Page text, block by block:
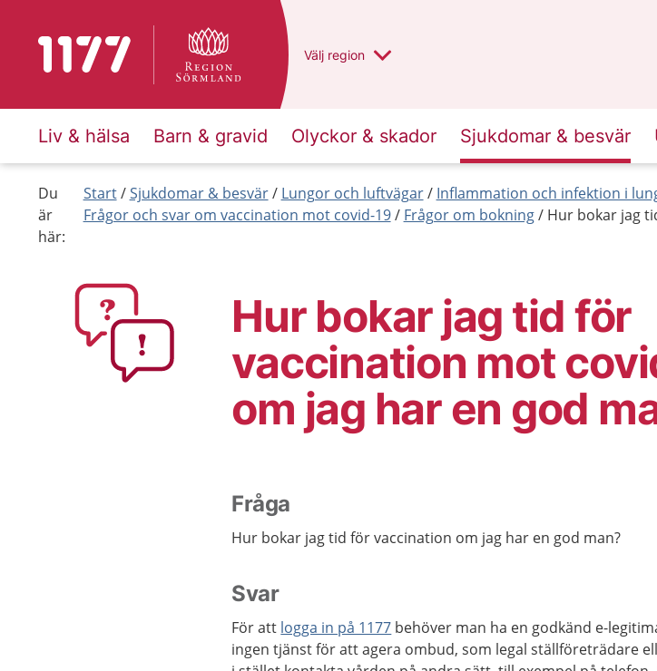
Till startsidan för 1177 Du har valt region
Välj en annan
region
Liv & hälsa Barn & gravid Olyckor & skador Sjukdomar & besvär
Du
är
här:
Start Sjukdomar & besvär Lungor och luftvägar Inflammation och infektion i
Frågor och svar om vaccination mot covid-19
Frågor om bokning Hur bokar jag
Hur bokar jag tid för
vaccination mot
om jag har en god
Fråga
Hur bokar jag tid för vaccination om jag har en god man?
Svar
För att logga in på 1177 behöver man ha en godkänd e-
ingen tjänst för att agera ombud, som legal ställföreträdare